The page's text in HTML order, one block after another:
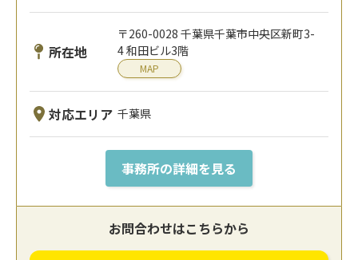
所在地
〒260-0028 千葉県千葉市中央区新町3-
4 和田ビル3階
MAP
対応エリア 千葉県
事務所の詳細を見る
お問合わせはこちらから